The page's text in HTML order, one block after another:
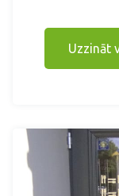
Uzzināt